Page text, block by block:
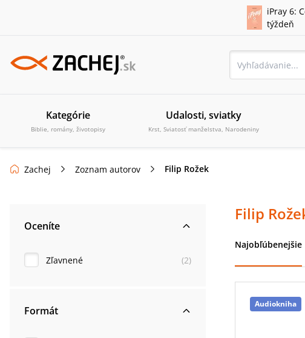
iPray 6:
týždeň
Kategórie
Biblie, romány, životopisy
Udalosti, sviatky
Krst, Sviatosť manželstva, Narodeniny
Zachej Zoznam autorov Filip Rožek
Oceníte
Zľavnené (2)
Formát
Filip
Najobľúbenejšie
Audiokniha